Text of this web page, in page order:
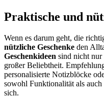
Praktische und
Wenn es darum geht, die
nützliche Geschenke den
Geschenkideen sind nicht nur
großer Beliebtheit.
personalisierte Notizblöcke
sowohl Funktionalität als
sich.